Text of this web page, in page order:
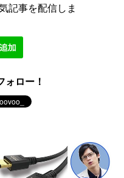
記事を配信しま
ロー！